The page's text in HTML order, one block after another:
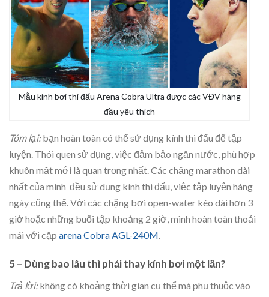
Mẫu kính bơi thi đấu Arena Cobra Ultra được các VĐV hàng
đầu yêu thích
Tóm lại:bạn hoàn toàn có thể sử dụng kính thi đấu để tập
luyện. Thói quen sử dụng, việc đảm bảo ngăn nước, phù hợp
khuôn mặt mới là quan trọng nhất. Các chặng marathon dài
nhất của mình đều sử dụng kính thi đấu, việc tập luyện hàng
ngày cũng thế. Với các chặng bơi open-water kéo dài hơn 3
giờ hoặc những buổi tập khoảng 2 giờ, mình hoàn toàn thoải
mái với cặp arena Cobra AGL-240M.
5 – Dùng bao lâu thì phải thay kính bơi một lần?
Trả lời:không có khoảng thời gian cụ thể mà phụ thuộc vào